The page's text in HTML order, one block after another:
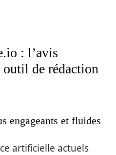
: l’avis
de rédaction
engageants et fluides
artificielle actuels